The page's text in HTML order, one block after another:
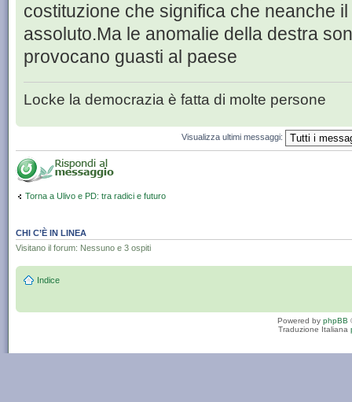
costituzione che significa che neanche
assoluto.Ma le anomalie della destra
provocano guasti al paese
Locke la democrazia è fatta di molte persone
Visualizza ultimi messaggi:
Torna a Ulivo e PD: tra radici e futuro
CHI C’È IN LINEA
Visitano il forum: Nessuno e 3 ospiti
Indice
Powered by phpBB
Traduzione Italiana